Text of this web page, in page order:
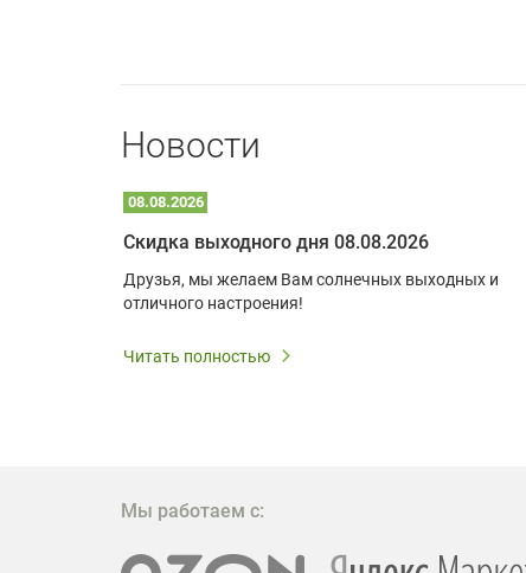
Новости
08.08.2026
Скидка выходного дня 08.08.2026
Друзья, мы желаем Вам солнечных выходных и
отличного настроения!
Читать полностью
Мы работаем с: